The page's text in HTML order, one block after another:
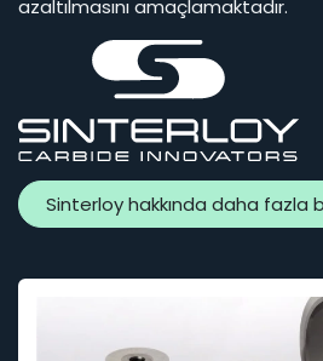
azaltılmasını amaçlamaktadır.
Sinterloy hakkında daha fazla